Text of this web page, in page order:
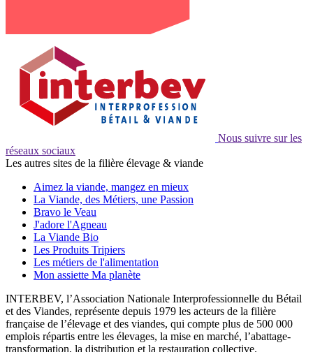
Nous suivre sur les
réseaux sociaux
Les autres sites de la filière élevage & viande
Aimez la viande, mangez en mieux
La Viande, des Métiers, une Passion
Bravo le Veau
J'adore l'Agneau
La Viande Bio
Les Produits Tripiers
Les métiers de l'alimentation
Mon assiette Ma planète
INTERBEV, l’Association Nationale Interprofessionnelle du Bétail
et des Viandes, représente depuis 1979 les acteurs de la filière
française de l’élevage et des viandes, qui compte plus de 500 000
emplois répartis entre les élevages, la mise en marché, l’abattage-
transformation, la distribution et la restauration collective.